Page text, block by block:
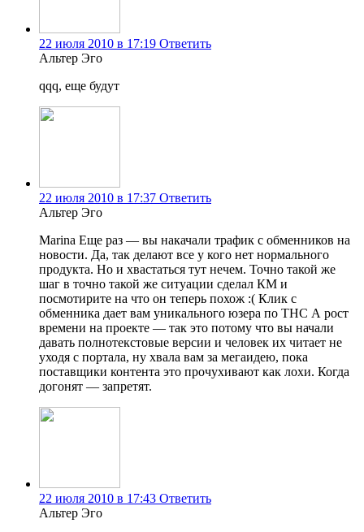
22 июля 2010 в 17:19 Ответить
Альтер Эго
qqq, еще будут
22 июля 2010 в 17:37 Ответить
Альтер Эго
Marina Еще раз — вы накачали трафик с обменников на
новости. Да, так делают все у кого нет нормального
продукта. Но и хвастаться тут нечем. Точно такой же
шаг в точно такой же ситуации сделал КМ и
посмотирите на что он теперь похож :( Клик с
обменника дает вам уникального юзера по ТНС А рост
времени на проекте — так это потому что вы начали
давать полнотекстовые версии и человек их читает не
уходя с портала, ну хвала вам за мегаидею, пока
поставщики контента это прочухивают как лохи. Когда
догонят — запретят.
22 июля 2010 в 17:43 Ответить
Альтер Эго